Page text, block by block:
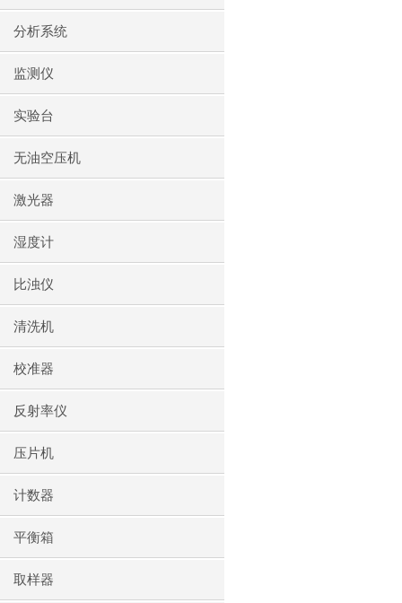
分析系统
监测仪
实验台
无油空压机
激光器
湿度计
比浊仪
清洗机
校准器
反射率仪
压片机
计数器
平衡箱
取样器